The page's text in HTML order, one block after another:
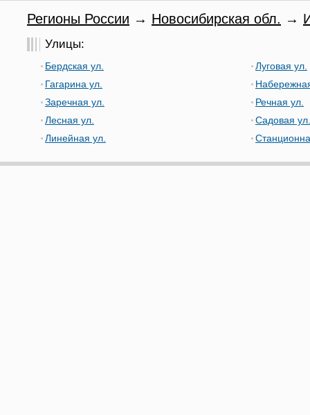
Регионы России → Новосибирская обл. →
Улицы:
Бердская ул.
Гагарина ул.
Заречная ул.
Лесная ул.
Линейная ул.
Луговая ул.
Речная ул.
Садовая ул.